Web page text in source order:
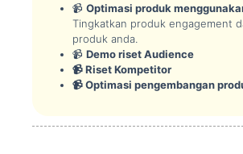
📹 Optimasi produk
Tingkatkan produk engagement
produk anda.
📹 Demo riset Audience
📹 Riset Kompetitor
📹 Optimasi pengembangan